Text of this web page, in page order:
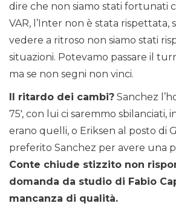
dire che non siamo stati fortunati
VAR, l’Inter non è stata rispettata,
vedere a ritroso non siamo stati
situazioni. Potevamo passare il
ma se non segni non vinci.
Il ritardo dei cambi? Sanchez
75′, con lui ci saremmo sbilanciati,
erano quelli, o Eriksen al posto di
preferito Sanchez per avere una
Conte chiude stizzito non
domanda da studio di Fabio
mancanza di qualità.